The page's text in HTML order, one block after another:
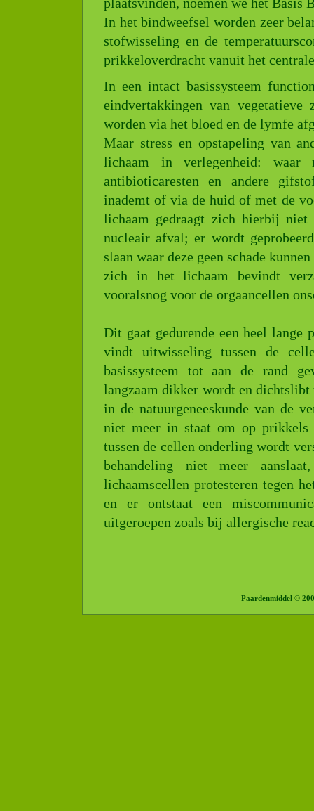
In het bindweefsel worden zeer
stofwisseling en de
prikkeloverdracht vanuit het
In een intact basissysteem
eindvertakkingen van vegetatieve
worden via het bloed en de lymfe
Maar stress en opstapeling van
lichaam in verlegenheid: waar
antibioticaresten en andere
inademt of via de huid of met de
lichaam gedraagt zich hierbij
nucleair afval; er wordt
slaan waar deze geen schade
zich in het lichaam bevindt
vooralsnog voor de orgaancellen
Dit gaat gedurende een heel
vindt uitwisseling tussen de
basissysteem tot aan de rand
langzaam dikker wordt en dichtslibt
in de natuurgeneeskunde van de
niet meer in staat om op prikkels
tussen de cellen onderling wordt
behandeling niet meer
lichaamscellen protesteren tegen
en er ontstaat een
uitgeroepen zoals bij allergische
Paardenmiddel ©